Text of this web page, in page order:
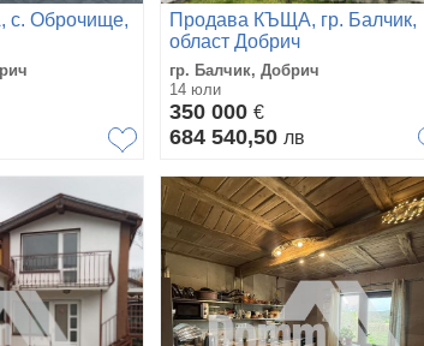
с. Оброчище,
Продава КЪЩА, гр. Балчик,
област Добрич
гр. Балчик, Добрич
14 юли
350 000 €
684 540,50 лв